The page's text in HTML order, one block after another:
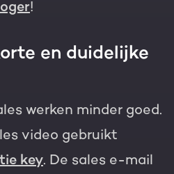
!
en duidelijke
werken minder goed.
video gebruikt
key. De sales e-mail